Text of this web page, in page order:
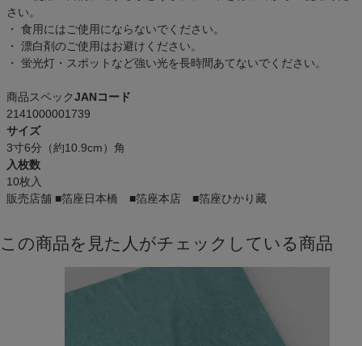
さい。
・ 食用にはご使用にならないでください。
・ 漂白剤のご使用はお避けください。
・ 蛍光灯・スポットなど強い光を長時間あてないでください。
商品スペックJANコード
2141000001739
サイズ
3寸6分（約10.9cm）角
入枚数
10枚入
販売店舗 ■箔座日本橋 ■箔座本店 ■箔座ひかり藏
この商品を見た人がチェックしている商品